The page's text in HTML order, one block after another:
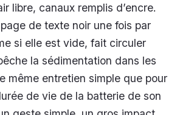
libre, canaux remplis d’encre.
de texte noir une fois par
si elle est vide, fait circuler
la sédimentation dans les
même entretien simple que pour
de vie de la batterie de son